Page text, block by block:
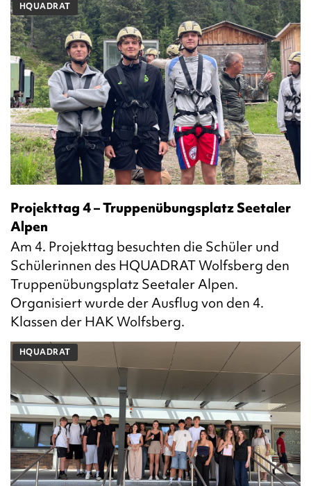
HQUADRAT
Projekttag 4 – Truppenübungsplatz Seetaler
Alpen
Am 4. Projekttag besuchten die Schüler und
Schülerinnen des HQUADRAT Wolfsberg den
Truppenübungsplatz Seetaler Alpen.
Organisiert wurde der Ausflug von den 4.
Klassen der HAK Wolfsberg.
HQUADRAT